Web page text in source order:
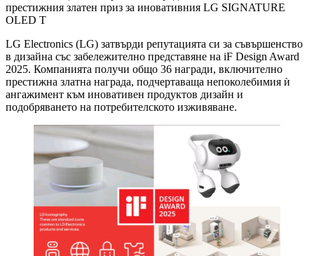
престижния златен приз за иновативния LG SIGNATURE
OLED T
LG Electronics (LG) затвърди репутацията си за съвършенство
в дизайна със забележително представяне на iF Design Award
2025. Компанията получи общо 36 награди, включително
престижна златна награда, подчертаваща непоколебимия ѝ
ангажимент към иновативен продуктов дизайн и
подобряването на потребителското изживяване.